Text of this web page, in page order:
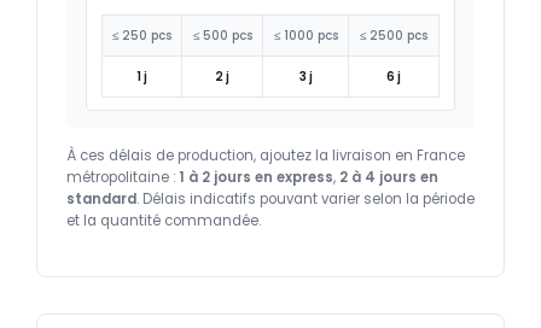
≤ 250 pcs ≤ 500 pcs ≤ 1000 pcs ≤ 2500 pcs
1 j 2 j 3 j 6 j
À ces délais de production, ajoutez la livraison en France
métropolitaine : 1 à 2 jours en express, 2 à 4 jours en
standard. Délais indicatifs pouvant varier selon la période
et la quantité commandée.